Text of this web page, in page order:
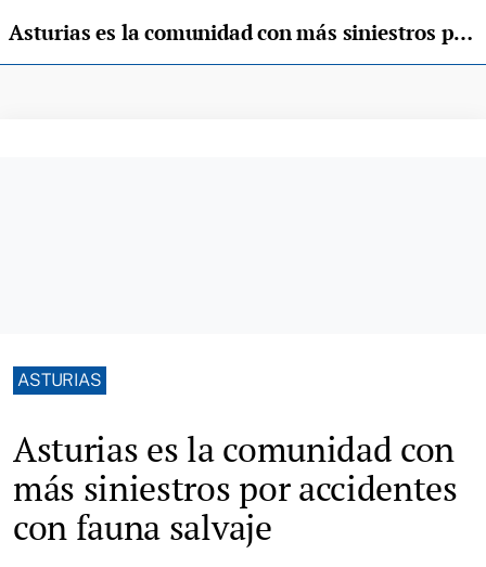
Asturias es la comunidad con más siniestros por accidentes con fauna salvaje
ASTURIAS
Asturias es la comunidad con
más siniestros por accidentes
con fauna salvaje